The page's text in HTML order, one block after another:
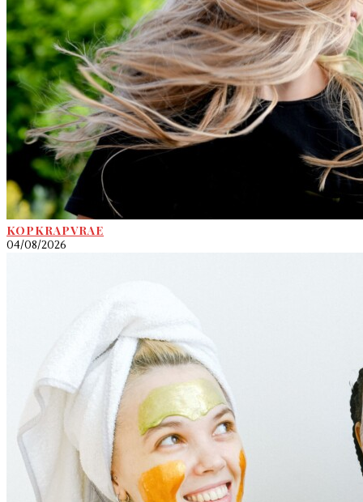
KOPKRAPVRAE
04/08/2026